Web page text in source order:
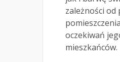
zależności od
oczekiwań
mieszkańców.